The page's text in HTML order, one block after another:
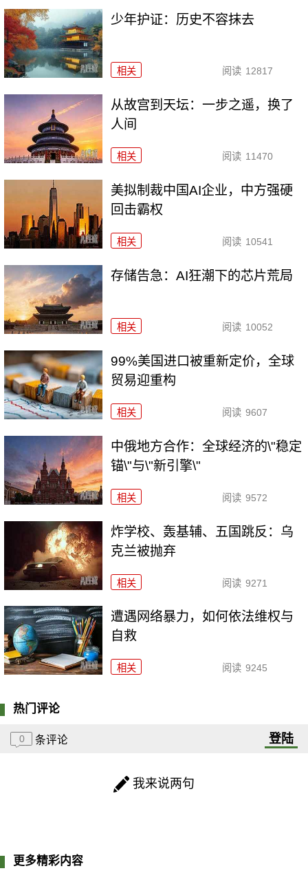
少年护证：历史不容抹去
相关 阅读 12817
从故宫到天坛：一步之遥，换了
人间
相关 阅读 11470
美拟制裁中国AI企业，中方强硬
回击霸权
相关 阅读 10541
存储告急：AI狂潮下的芯片荒局
相关 阅读 10052
99%美国进口被重新定价，全球
贸易迎重构
相关 阅读 9607
中俄地方合作：全球经济的\"稳定
锚\"与\"新引擎\"
相关 阅读 9572
炸学校、轰基辅、五国跳反：乌
克兰被抛弃
相关 阅读 9271
遭遇网络暴力，如何依法维权与
自救
相关 阅读 9245
热门评论
0 条评论 登陆
我来说两句
更多精彩内容